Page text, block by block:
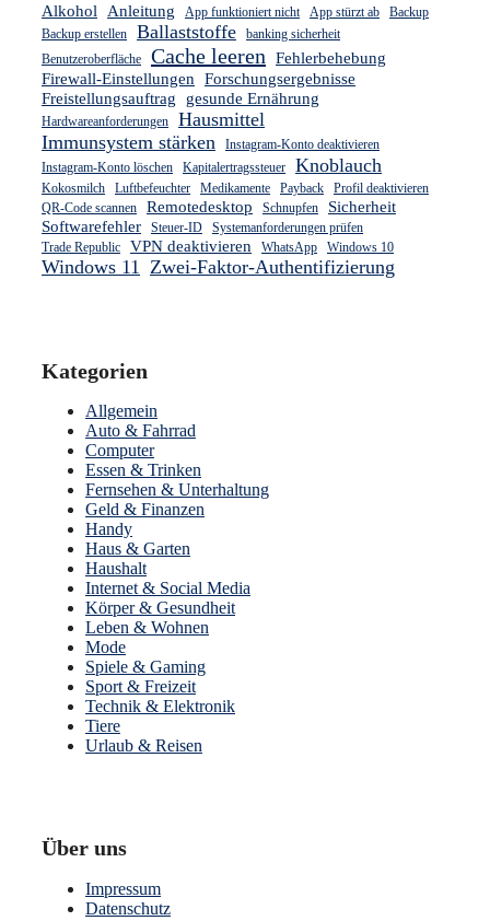
Alkohol Anleitung App funktioniert nicht App stürzt ab
Backup
Backup erstellen
Ballaststoffe
banking sicherheit
Benutzeroberfläche
Cache leeren Fehlerbehebung
Firewall-Einstellungen Forschungsergebnisse
Freistellungsauftrag
gesunde Ernährung
Hardwareanforderungen
Hausmittel
Immunsystem stärken
Instagram-Konto deaktivieren
Instagram-Konto löschen
Kapitalertragssteuer Knoblauch
Kokosmilch Luftbefeuchter Medikamente Payback
Profil deaktivieren
QR-Code scannen
Remotedesktop Schnupfen
Sicherheit
Softwarefehler
Steuer-ID
Systemanforderungen prüfen
Trade Republic
VPN deaktivieren WhatsApp Windows 10
Windows 11 Zwei-Faktor-Authentifizierung
Kategorien
Allgemein
Auto & Fahrrad
Computer
Essen & Trinken
Fernsehen & Unterhaltung
Geld & Finanzen
Handy
Haus & Garten
Haushalt
Internet & Social Media
Körper & Gesundheit
Leben & Wohnen
Mode
Spiele & Gaming
Sport & Freizeit
Technik & Elektronik
Tiere
Urlaub & Reisen
Über uns
Impressum
Datenschutz